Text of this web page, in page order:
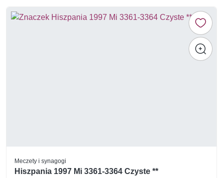
Meczety i synagogi
Hiszpania 1997 Mi 3361-3364 Czyste **